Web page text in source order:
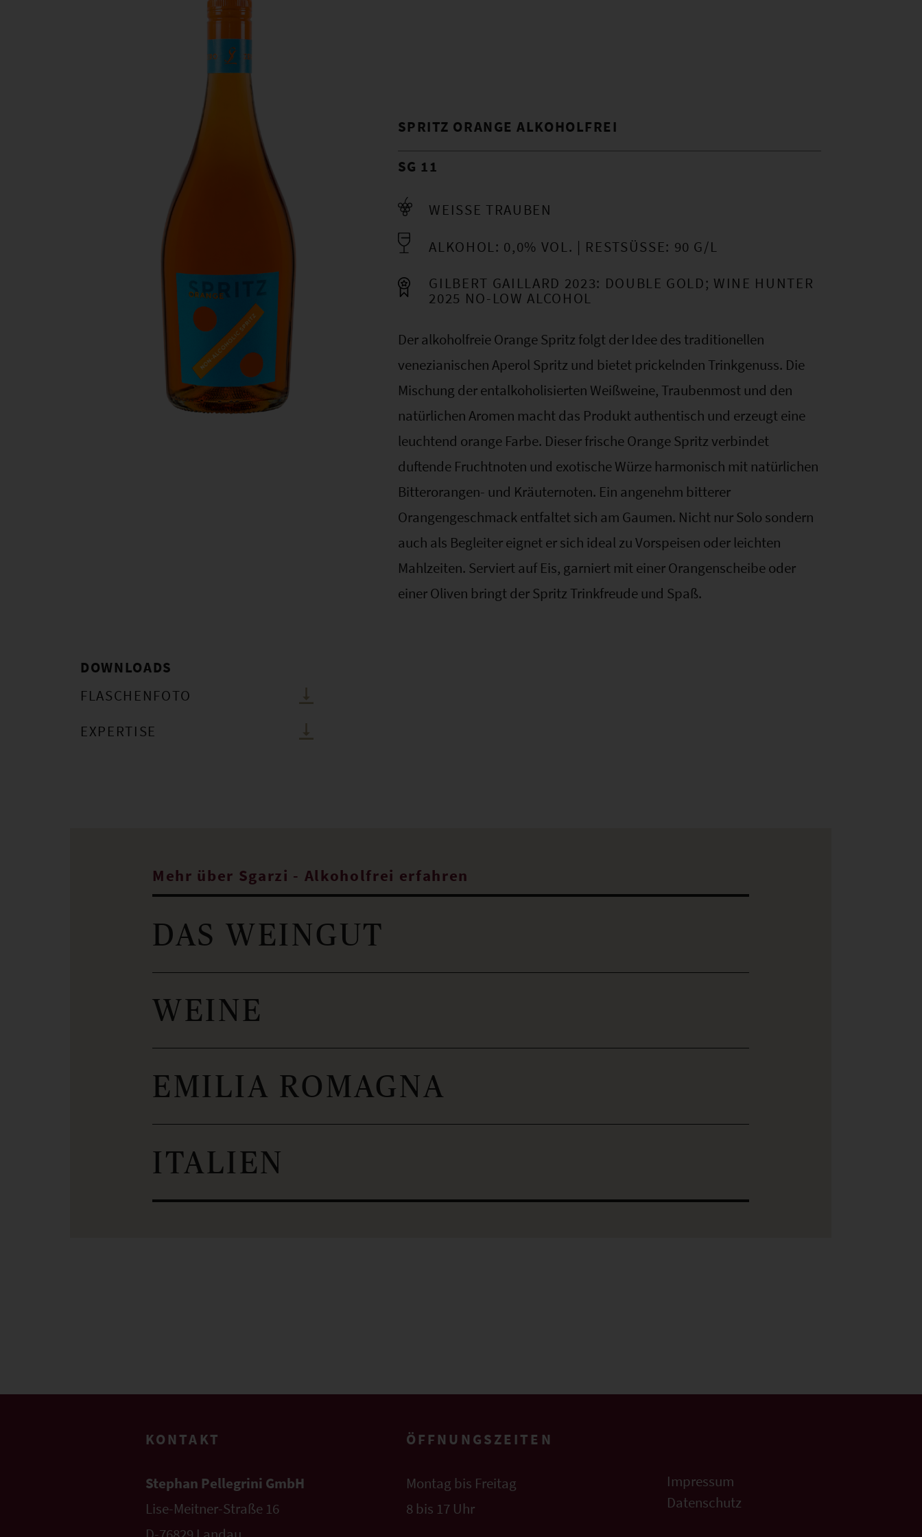
SPRITZ ORANGE ALKOHOLFREI
SG 11
WEISSE TRAUBEN
ALKOHOL: 0,0% VOL. RESTSÜSSE: 90 G/L
GILBERT GAILLARD 2023: DOUBLE GOLD; WINE HUNTER
2025 NO-LOW ALCOHOL
Der alkoholfreie Orange Spritz folgt der Idee des traditionellen
venezianischen Aperol Spritz und bietet prickelnden Trinkgenuss. Die
Mischung der entalkoholisierten Weißweine, Traubenmost und den
natürlichen Aromen macht das Produkt authentisch und erzeugt eine
leuchtend orange Farbe. Dieser frische Orange Spritz verbindet
duftende Fruchtnoten und exotische Würze harmonisch mit natürlichen
Bitterorangen- und Kräuternoten. Ein angenehm bitterer
Orangengeschmack entfaltet sich am Gaumen. Nicht nur Solo sondern
auch als Begleiter eignet er sich ideal zu Vorspeisen oder leichten
Mahlzeiten. Serviert auf Eis, garniert mit einer Orangenscheibe oder
einer Oliven bringt der Spritz Trinkfreude und Spaß.
DOWNLOADS
FLASCHENFOTO
EXPERTISE
Mehr über Sgarzi - Alkoholfrei erfahren
DAS WEINGUT
WEINE
EMILIA ROMAGNA
ITALIEN
KONTAKT
Stephan Pellegrini GmbH
Lise-Meitner-Straße 16
ÖFFNUNGSZEITEN
Montag bis Freitag
8 bis 17 Uhr
Impressum
Datenschutz